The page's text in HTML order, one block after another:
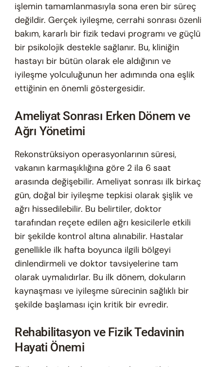
işlemin tamamlanmasıyla sona eren bir süreç
değildir. Gerçek iyileşme, cerrahi sonrası özenli
bakım, kararlı bir fizik tedavi programı ve güçlü
bir psikolojik destekle sağlanır. Bu, kliniğin
hastayı bir bütün olarak ele aldığının ve
iyileşme yolculuğunun her adımında ona eşlik
ettiğinin en önemli göstergesidir.
Ameliyat Sonrası Erken Dönem ve
Ağrı Yönetimi
Rekonstrüksiyon operasyonlarının süresi,
vakanın karmaşıklığına göre 2 ila 6 saat
arasında değişebilir. Ameliyat sonrası ilk birkaç
gün, doğal bir iyileşme tepkisi olarak şişlik ve
ağrı hissedilebilir. Bu belirtiler, doktor
tarafından reçete edilen ağrı kesicilerle etkili
bir şekilde kontrol altına alınabilir. Hastalar
genellikle ilk hafta boyunca ilgili bölgeyi
dinlendirmeli ve doktor tavsiyelerine tam
olarak uymalıdırlar. Bu ilk dönem, dokuların
kaynaşması ve iyileşme sürecinin sağlıklı bir
şekilde başlaması için kritik bir evredir.
Rehabilitasyon ve Fizik Tedavinin
Hayati Önemi